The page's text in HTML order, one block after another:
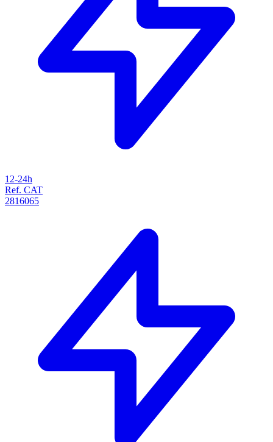
12-24h
Ref. CAT
2816065